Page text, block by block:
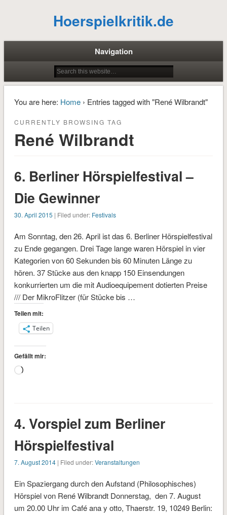
Hoerspielkritik.de
Navigation
You are here: Home› Entries tagged with "René Wilbrandt"
CURRENTLY BROWSING TAG
René Wilbrandt
6. Berliner Hörspielfestival –
Die Gewinner
30. April 2015 | Filed under: Festivals
Am Sonntag, den 26. April ist das 6. Berliner Hörspielfestival
zu Ende gegangen. Drei Tage lange waren Hörspiel in vier
Kategorien von 60 Sekunden bis 60 Minuten Länge zu
hören. 37 Stücke aus den knapp 150 Einsendungen
konkurrierten um die mit Audioequipement dotierten Preise
/// Der MikroFlitzer (für Stücke bis …
Teilen mit:
Teilen
Gefällt mir:
Wird
4. Vorspiel zum Berliner
Hörspielfestival
7. August 2014| Filed under:Veranstaltungen
Ein Spaziergang durch den Aufstand (Philosophisches)
Hörspiel von René Wilbrandt Donnerstag, den 7. August
um 20.00 Uhr im Café ana y otto, Thaerstr. 19, 10249 Berlin: